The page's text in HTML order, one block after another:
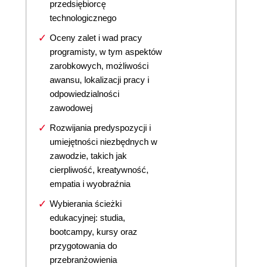
przedsiębiorcę
technologicznego
Oceny zalet i wad pracy
programisty, w tym aspektów
zarobkowych, możliwości
awansu, lokalizacji pracy i
odpowiedzialności
zawodowej
Rozwijania predyspozycji i
umiejętności niezbędnych w
zawodzie, takich jak
cierpliwość, kreatywność,
empatia i wyobraźnia
Wybierania ścieżki
edukacyjnej: studia,
bootcampy, kursy oraz
przygotowania do
przebranżowienia